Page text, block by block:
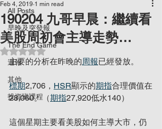
All Posts
早晚及突發報
The End Game
週報
其他
投資班課程
190204 九哥早晨：繼續看
美股周初會主導走勢…
Feb 4, 2019 1 min read
Rated NaN out of 5 stars.
主要的分析在昨晚的周報已經發放。
標期2,706， HSR顯示的期指合理價值在
28,060。（期指27,920低水140）
這個星期主要看美股如何主導大市，仍